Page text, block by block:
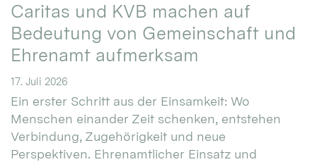
Caritas und KVB machen auf
Bedeutung von Gemeinschaft und
Ehrenamt aufmerksam
17. Juli 2026
Ein erster Schritt aus der Einsamkeit: Wo
Menschen einander Zeit schenken, entstehen
Verbindung, Zugehörigkeit und neue
Perspektiven. Ehrenamtlicher Einsatz und